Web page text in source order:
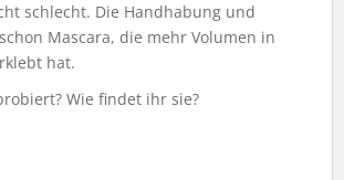
schlecht. Die Handhabung und
Mascara, die mehr Volumen in
hat.
Wie findet ihr sie?